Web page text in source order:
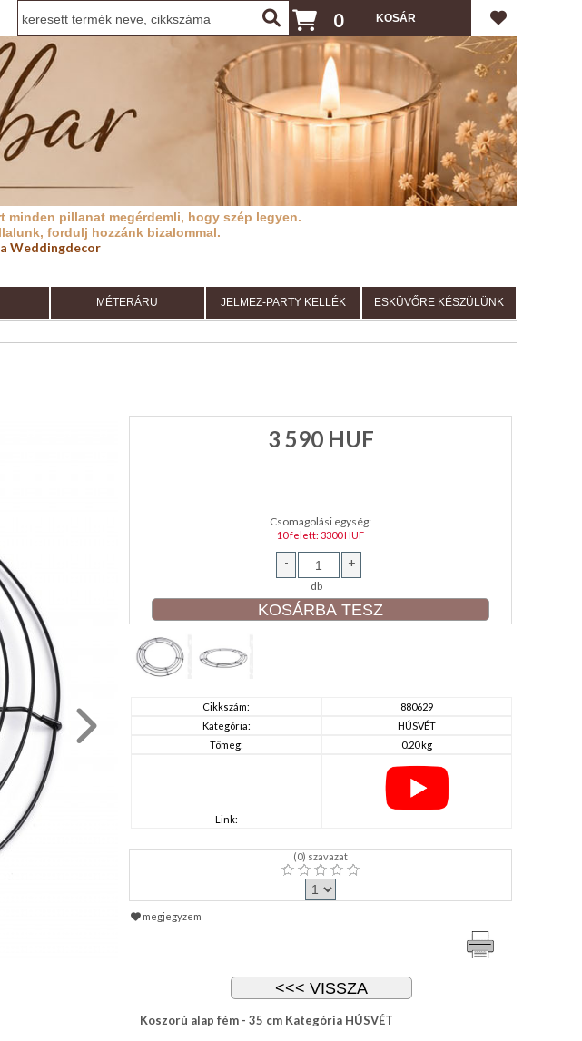
0
minden pillanat megérdemli, hogy szép legyen.
fordulj hozzánk bizalommal.
Weddingdecor
MÉTERÁRU JELMEZ-PARTY KELLÉK ESKÜVŐRE KÉSZÜLÜNK
3 590HUF
Csomagolási egység:
10 felett: 3300 HUF
- +
db
Cikkszám:
880629
Kategória:
HÚSVÉT
Tömeg:
0.20 kg
Link:
(0) szavazat
megjegyzem
Koszorú alap fém - 35 cm Kategória HÚSVÉT